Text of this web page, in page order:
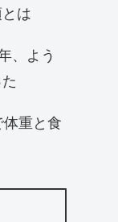
は
、よう
重と食